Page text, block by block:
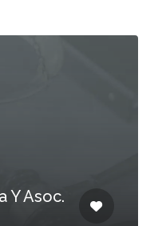
Y Asoc.